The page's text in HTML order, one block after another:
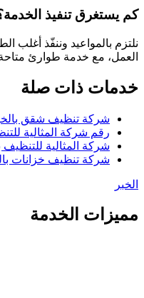
كم يستغرق تنفيذ
نلتزم بالمواعيد وننفّذ
العمل، مع خدمة طوارئ
خدمات ذات صلة
شركة تنظيف شقق
رقم شركة المثالية
شركة المثالية للتنظيف
شركة تنظيف خزانات
الخبر
مميزات الخدمة